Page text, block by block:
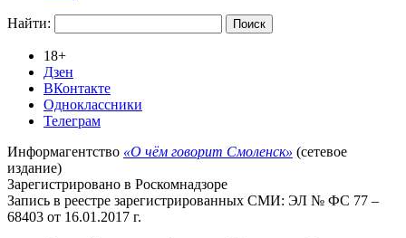
Найти:
18+
Дзен
ВКонтакте
Одноклассники
Телеграм
Информагентство «О чём говорит Смоленск» (сетевое
издание)
Зарегистрировано в Роскомнадзоре
Запись в реестре зарегистрированных СМИ: ЭЛ № ФС 77 –
68403 от 16.01.2017 г.